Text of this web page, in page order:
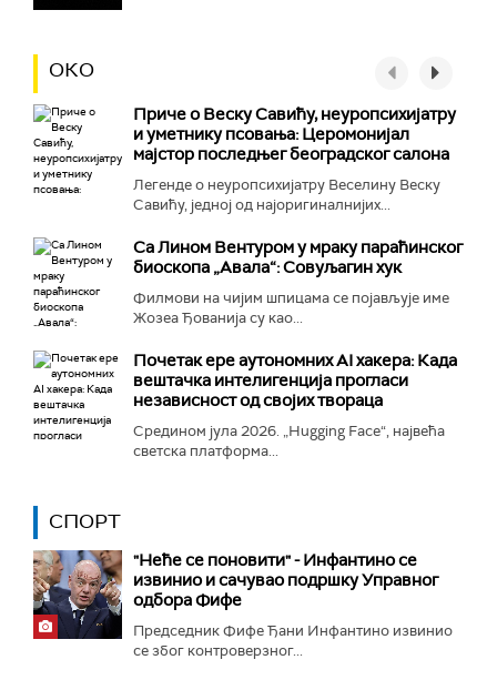
ОКО
Приче о Веску Савићу, неуропсихијатру
и уметнику псовања: Церомонијал
мајстор последњег београдског салона
Легенде о неуропсихијатру Веселину Веску
Савићу, једној од најоригиналнијих...
Са Лином Вентуром у мраку параћинског
биоскопа „Авала“: Совуљагин хук
Филмови на чијим шпицама се појављује име
Жозеа Ђованија су као...
Почетак ере аутономних AI хакера: Када
вештачка интелигенција прогласи
независност од својих твораца
Средином јула 2026. „Hugging Face“, највећа
светска платформа...
СПОРТ
"Неће се поновити" - Инфантино се
извинио и сачувао подршку Управног
одбора Фифе
Председник Фифе Ђани Инфантино извинио
се због контроверзног...